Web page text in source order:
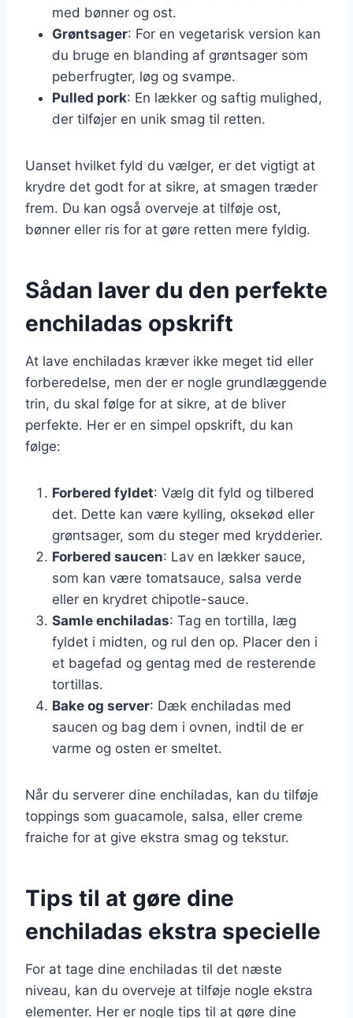
med bønner og ost.
Grøntsager: For en vegetarisk version kan
du bruge en blanding af grøntsager som
peberfrugter, løg og svampe.
Pulled pork: En lækker og saftig mulighed,
der tilføjer en unik smag til retten.
Uanset hvilket fyld du vælger, er det vigtigt at
krydre det godt for at sikre, at smagen træder
frem. Du kan også overveje at tilføje ost,
bønner eller ris for at gøre retten mere fyldig.
Sådan laver du den perfekte
enchiladas opskrift
At lave enchiladas kræver ikke meget tid eller
forberedelse, men der er nogle grundlæggende
trin, du skal følge for at sikre, at de bliver
perfekte. Her er en simpel opskrift, du kan
følge:
Forbered fyldet: Vælg dit fyld og tilbered
det. Dette kan være kylling, oksekød eller
grøntsager, som du steger med krydderier.
Forbered saucen: Lav en lækker sauce,
som kan være tomatsauce, salsa verde
eller en krydret chipotle-sauce.
Samle enchiladas: Tag en tortilla, læg
fyldet i midten, og rul den op. Placer den i
et bagefad og gentag med de resterende
tortillas.
Bake og server: Dæk enchiladas med
saucen og bag dem i ovnen, indtil de er
varme og osten er smeltet.
Når du serverer dine enchiladas, kan du tilføje
toppings som guacamole, salsa, eller creme
fraiche for at give ekstra smag og tekstur.
Tips til at gøre dine
enchiladas ekstra specielle
For at tage dine enchiladas til det næste
niveau, kan du overveje at tilføje nogle ekstra
elementer. Her er nogle tips til at gøre dine